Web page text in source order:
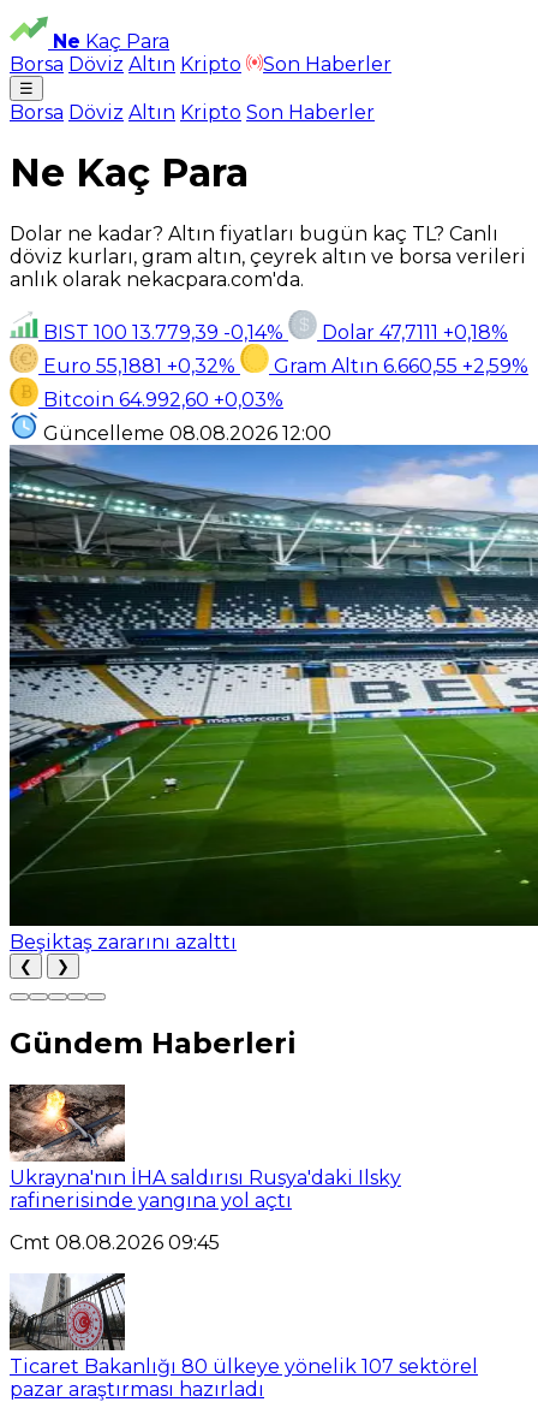
Ne Kaç Para
Borsa Döviz Altın Kripto Son Haberler
☰
Borsa Döviz Altın Kripto Son Haberler
Ne Kaç Para
Dolar ne kadar? Altın fiyatları bugün kaç TL? Canlı
döviz kurları, gram altın, çeyrek altın ve borsa verileri
anlık olarak nekacpara.com'da.
BIST 100 13.779,39 -0,14% Dolar 47,7111 +0,18%
Euro 55,1881 +0,32% Gram Altın 6.660,55 +2,59%
Bitcoin 64.992,60 +0,03%
Güncelleme 08.08.2026 12:00
Beşiktaş zararını azalttı
❮ ❯
Gündem Haberleri
Ukrayna'nın İHA saldırısı Rusya'daki Ilsky
rafinerisinde yangına yol açtı
Cmt 08.08.2026 09:45
Ticaret Bakanlığı 80 ülkeye yönelik 107 sektörel
pazar araştırması hazırladı